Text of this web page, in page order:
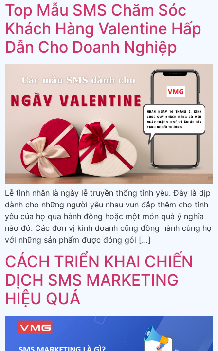
Top Mẫu SMS Chăm Sóc
Khách Hàng Valentine Hấp
Dẫn Cho Doanh Nghiệp
Lễ tình nhân là ngày lễ truyền thống tình yêu. Đây là dịp
dành cho những người yêu nhau vun đắp thêm cho tình
yêu của họ qua hành động hoặc một món quà ý nghĩa
nào đó. Các đơn vị kinh doanh cũng đồng hành cùng họ
với những sản phẩm được đóng gói […]
CÁCH TRIỂN KHAI CHIẾN
DỊCH SMS MARKETING
HIỆU QUẢ